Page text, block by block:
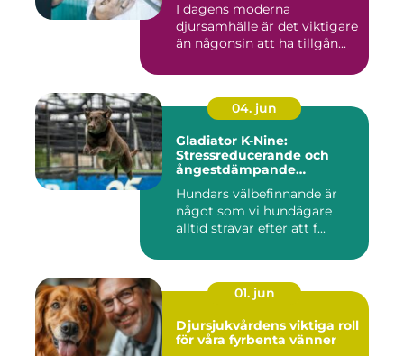
I dagens moderna
djursamhälle är det viktigare
än någonsin att ha tillgån...
04. jun
Gladiator K-Nine:
Stressreducerande och
ångestdämpande
Hundars välbefinnande är
något som vi hundägare
alltid strävar efter att f...
01. jun
Djursjukvårdens viktiga roll
för våra fyrbenta vänner